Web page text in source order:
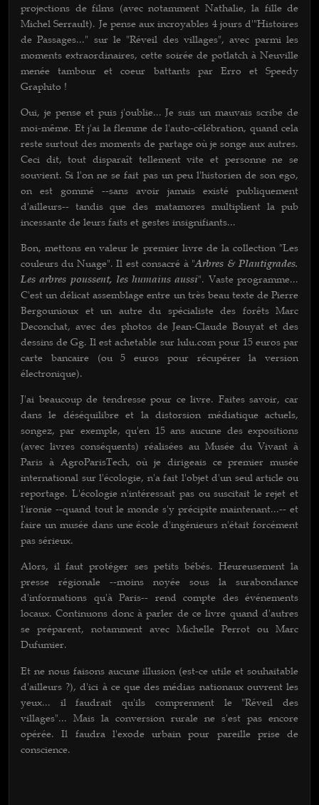
projections de films (avec notamment Nathalie, la fille de
Michel Serrault). Je pense aux incroyables 4 jours d'"Histoires
de Passages..." sur le "Réveil des villages", avec parmi les
moments extraordinaires, cette soirée de potlatch à Neuville
menée tambour et coeur battants par Erro et Speedy
Graphito !
Oui, je pense et puis j'oublie... Je suis un mauvais scribe de
moi-même. Et j'ai la flemme de l'auto-célébration, quand cela
reste surtout des moments de partage où je songe aux autres.
Ceci dit, tout disparaît tellement vite et personne ne se
souvient. Si l'on ne se fait pas un peu l'historien de son ego,
on est gommé --sans avoir jamais existé publiquement
d'ailleurs-- tandis que des matamores multiplient la pub
incessante de leurs faits et gestes insignifiants...
Bon, mettons en valeur le premier livre de la collection "Les
couleurs du Nuage". Il est consacré à "Arbres & Plantigrades.
Les arbres poussent, les humains aussi". Vaste programme...
C'est un délicat assemblage entre un très beau texte de Pierre
Bergounioux et un autre du spécialiste des forêts Marc
Deconchat, avec des photos de Jean-Claude Bouyat et des
dessins de Gg. Il est achetable sur lulu.com pour 15 euros par
carte bancaire (ou 5 euros pour récupérer la version
électronique).
J'ai beaucoup de tendresse pour ce livre. Faites savoir, car
dans le déséquilibre et la distorsion médiatique actuels,
songez, par exemple, qu'en 15 ans aucune des expositions
(avec livres conséquents) réalisées au Musée du Vivant à
Paris à AgroParisTech, où je dirigeais ce premier musée
international sur l'écologie, n'a fait l'objet d'un seul article ou
reportage. L'écologie n'intéressait pas ou suscitait le rejet et
l'ironie --quand tout le monde s'y précipite maintenant...-- et
faire un musée dans une école d'ingénieurs n'était forcément
pas sérieux.
Alors, il faut protéger ses petits bébés. Heureusement la
presse régionale --moins noyée sous la surabondance
d'informations qu'à Paris-- rend compte des événements
locaux. Continuons donc à parler de ce livre quand d'autres
se préparent, notamment avec Michelle Perrot ou Marc
Dufumier.
Et ne nous faisons aucune illusion (est-ce utile et souhaitable
d'ailleurs ?), d'ici à ce que des médias nationaux ouvrent les
yeux... il faudrait qu'ils comprennent le "Réveil des
villages"... Mais la conversion rurale ne s'est pas encore
opérée. Il faudra l'exode urbain pour pareille prise de
conscience.